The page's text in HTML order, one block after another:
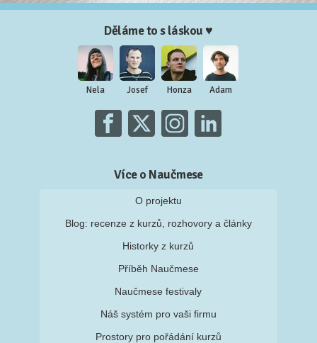
Děláme to s láskou ♥
Nela Josef Honza Adam
Více o Naučmese
O projektu
Blog: recenze z kurzů, rozhovory a články
Historky z kurzů
Příběh Naučmese
Naučmese festivaly
Náš systém pro vaši firmu
Prostory pro pořádání kurzů